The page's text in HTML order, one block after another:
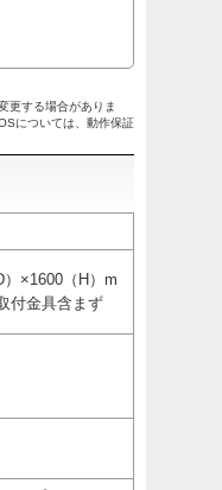
更する場合がありま
については、動作保証
×1600（H）m
金具含まず